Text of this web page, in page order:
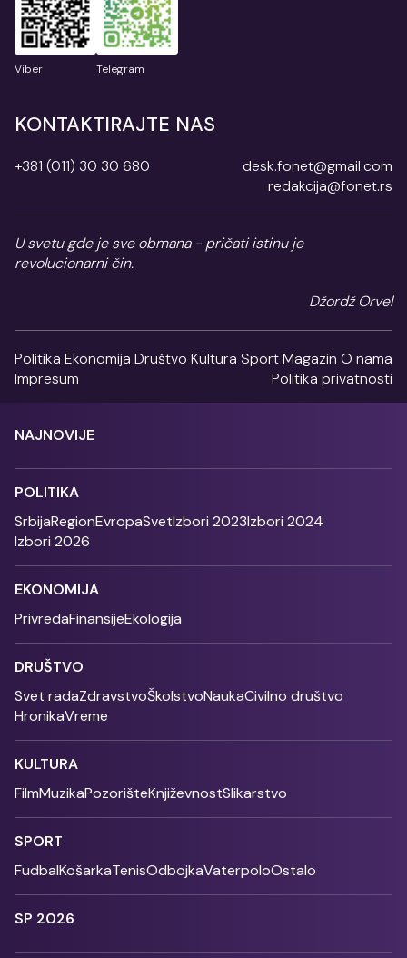
Viber Telegram
KONTAKTIRAJTE NAS
+381 (011) 30 30 680
desk.fonet@gmail.com
redakcija@fonet.rs
U svetu gde je sve obmana - pričati istinu je
revolucionarni čin.
Džordž Orvel
Politika Ekonomija Društvo Kultura SportMagazin O nama
Impresum
Politika privatnosti
NAJNOVIJE
POLITIKA
SrbijaRegionEvropaSvetIzbori 2023Izbori 2024
Izbori 2026
EKONOMIJA
PrivredaFinansijeEkologija
DRUŠTVO
Svet radaZdravstvoŠkolstvoNaukaCivilno društvo
HronikaVreme
KULTURA
FilmMuzikaPozorišteKnjiževnostSlikarstvo
SPORT
FudbalKošarkaTenisOdbojkaVaterpoloOstalo
SP 2026